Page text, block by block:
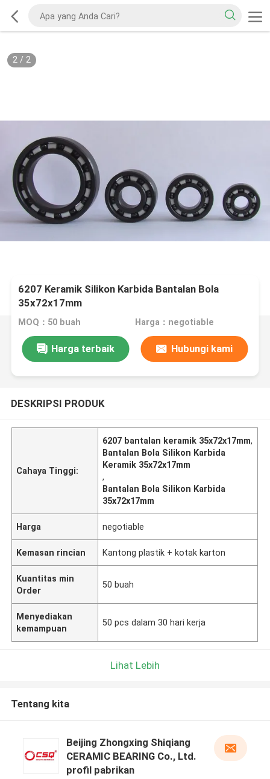
2/ 2
6207 Keramik Silikon Karbida Bantalan Bola
35x72x17mm
MOQ：50 buah Harga：negotiable
Harga terbaik Hubungi kami
DESKRIPSI PRODUK
Cahaya Tinggi:
6207 bantalan keramik 35x72x17mm,
Bantalan Bola Silikon Karbida
Keramik 35x72x17mm
,
Bantalan Bola Silikon Karbida
35x72x17mm
Harga negotiable
Kemasan rincian Kantong plastik + kotak karton
Kuantitas min
Order
50 buah
Menyediakan
kemampuan
50 pcs dalam 30 hari kerja
Lihat Lebih
Tentang kita
Beijing Zhongxing Shiqiang
CERAMIC BEARING Co., Ltd.
profil pabrikan